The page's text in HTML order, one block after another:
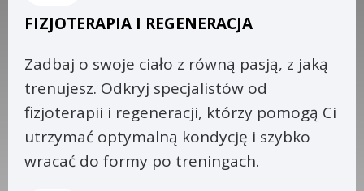
FIZJOTERAPIA I REGENERACJA
Zadbaj o swoje ciało z równą pasją, z jaką
trenujesz. Odkryj specjalistów od
fizjoterapii i regeneracji, którzy pomogą Ci
utrzymać optymalną kondycję i szybko
wracać do formy po treningach.